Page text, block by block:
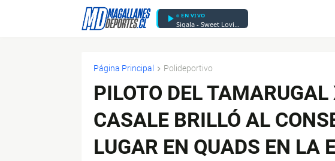
EN VIVO
Sigala - Sweet Lovin' - Radio Edit
Página Principal Polideportivo
PILOTO DEL
CASALE BRILLÓ AL
LUGAR EN QUADS EN LA